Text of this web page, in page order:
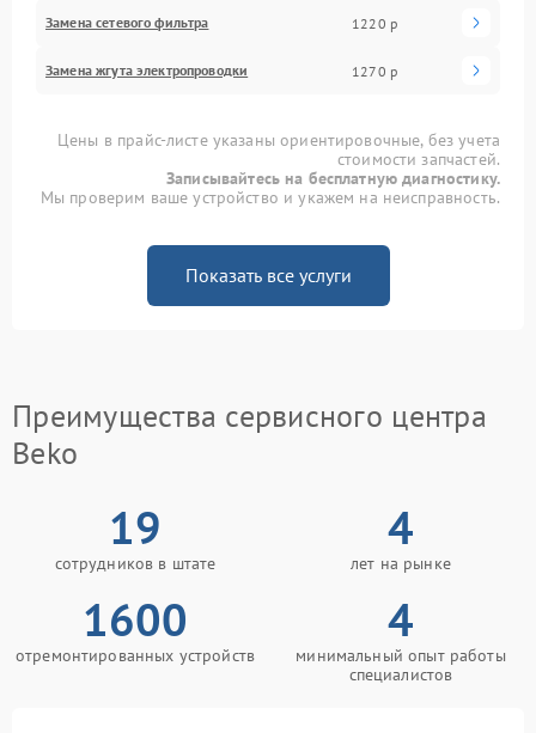
Замена сетевого фильтра 1220 р
Замена жгута электропроводки 1270 р
Цены в прайс-листе указаны ориентировочные, без учета
стоимости запчастей.
Записывайтесь на бесплатную диагностику.
Мы проверим ваше устройство и укажем на неисправность.
Показать все услуги
Преимущества сервисного центра
Beko
19
сотрудников в штате
4
лет на рынке
1600
отремонтированных устройств
4
минимальный опыт работы
специалистов